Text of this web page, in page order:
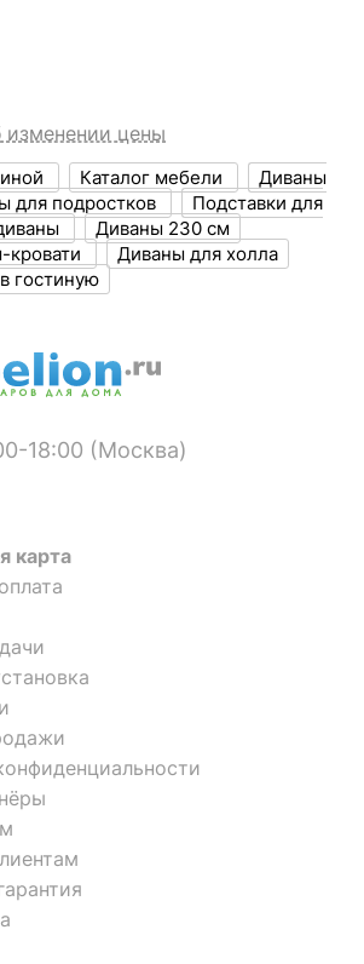
? 1400
? 850
?
1.43
? бежевый
микровельвет
ящик для белья
ПРИМЕНЕНИЯ
изменении цены
Каталог мебели
Диваны
для подростков
Подставки для
Диваны 230 см
Диваны для холла
гостиную
18:00 (Москва)
карта